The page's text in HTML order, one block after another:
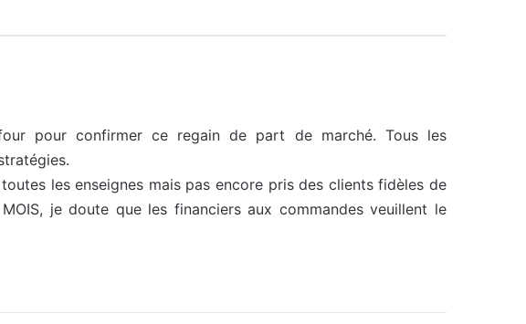
pour confirmer ce regain de part de marché. Tous les
les enseignes mais pas encore pris des clients fidèles de
je doute que les financiers aux commandes veuillent le